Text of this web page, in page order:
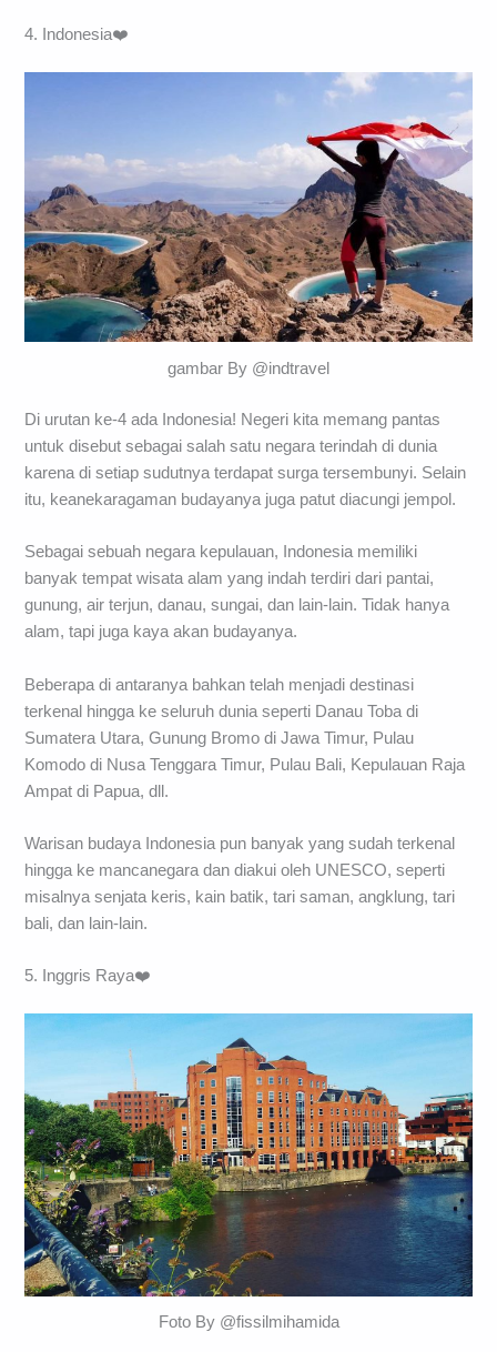
4. Indonesia❤️
gambar By @indtravel
Di urutan ke-4 ada Indonesia! Negeri kita memang pantas
untuk disebut sebagai salah satu negara terindah di dunia
karena di setiap sudutnya terdapat surga tersembunyi. Selain
itu, keanekaragaman budayanya juga patut diacungi jempol.
Sebagai sebuah negara kepulauan, Indonesia memiliki
banyak tempat wisata alam yang indah terdiri dari pantai,
gunung, air terjun, danau, sungai, dan lain-lain. Tidak hanya
alam, tapi juga kaya akan budayanya.
Beberapa di antaranya bahkan telah menjadi destinasi
terkenal hingga ke seluruh dunia seperti Danau Toba di
Sumatera Utara, Gunung Bromo di Jawa Timur, Pulau
Komodo di Nusa Tenggara Timur, Pulau Bali, Kepulauan Raja
Ampat di Papua, dll.
Warisan budaya Indonesia pun banyak yang sudah terkenal
hingga ke mancanegara dan diakui oleh UNESCO, seperti
misalnya senjata keris, kain batik, tari saman, angklung, tari
bali, dan lain-lain.
5. Inggris Raya❤️
Foto By @fissilmihamida